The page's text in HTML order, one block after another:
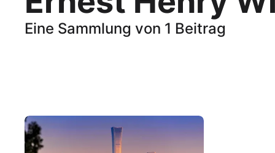
Eine Sammlung von 1 Beitrag